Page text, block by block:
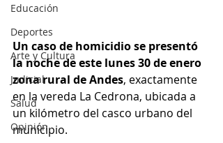
Educación
Deportes
Arte y Cultura
Judicial
Salud
Opinión
Un caso de homicidio se presentó
la noche de este lunes 30 de enero
zona rural de Andes, exactamente
en la vereda La Cedrona, ubicada a
un kilómetro del casco urbano del
municipio.